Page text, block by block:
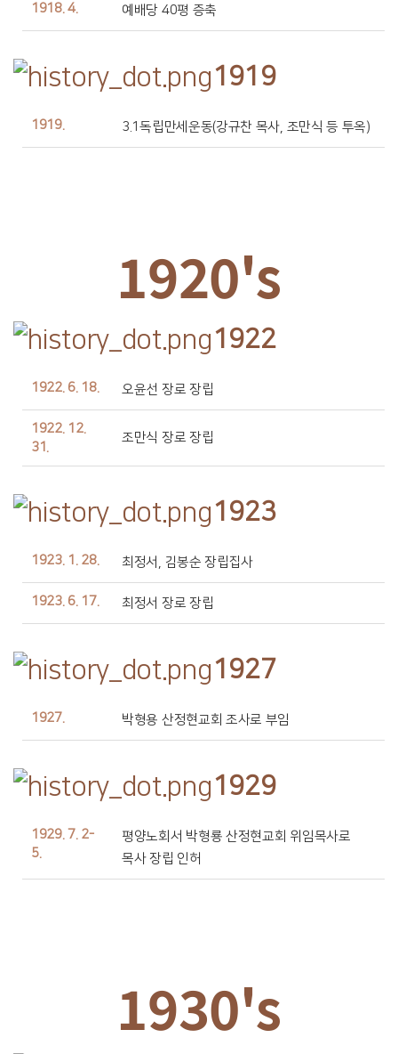
1918. 4. 예배당 40평 증축
1919
1919. 3.1독립만세운동(강규찬 목사, 조만식 등 투옥)
1920's
1922
1922. 6. 18. 오윤선 장로 장립
1922. 12.
31.
조만식 장로 장립
1923
1923. 1. 28. 최정서, 김봉순 장립집사
1923. 6. 17. 최정서 장로 장립
1927
1927. 박형용 산정현교회 조사로 부임
1929
1929. 7. 2-
5.
평양노회서 박형룡 산정현교회 위임목사로
목사 장립 인허
1930's